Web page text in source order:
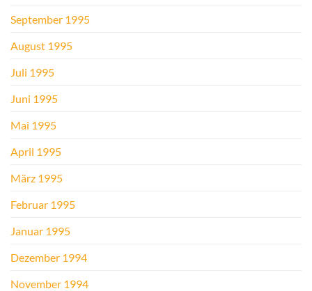
September 1995
August 1995
Juli 1995
Juni 1995
Mai 1995
April 1995
März 1995
Februar 1995
Januar 1995
Dezember 1994
November 1994